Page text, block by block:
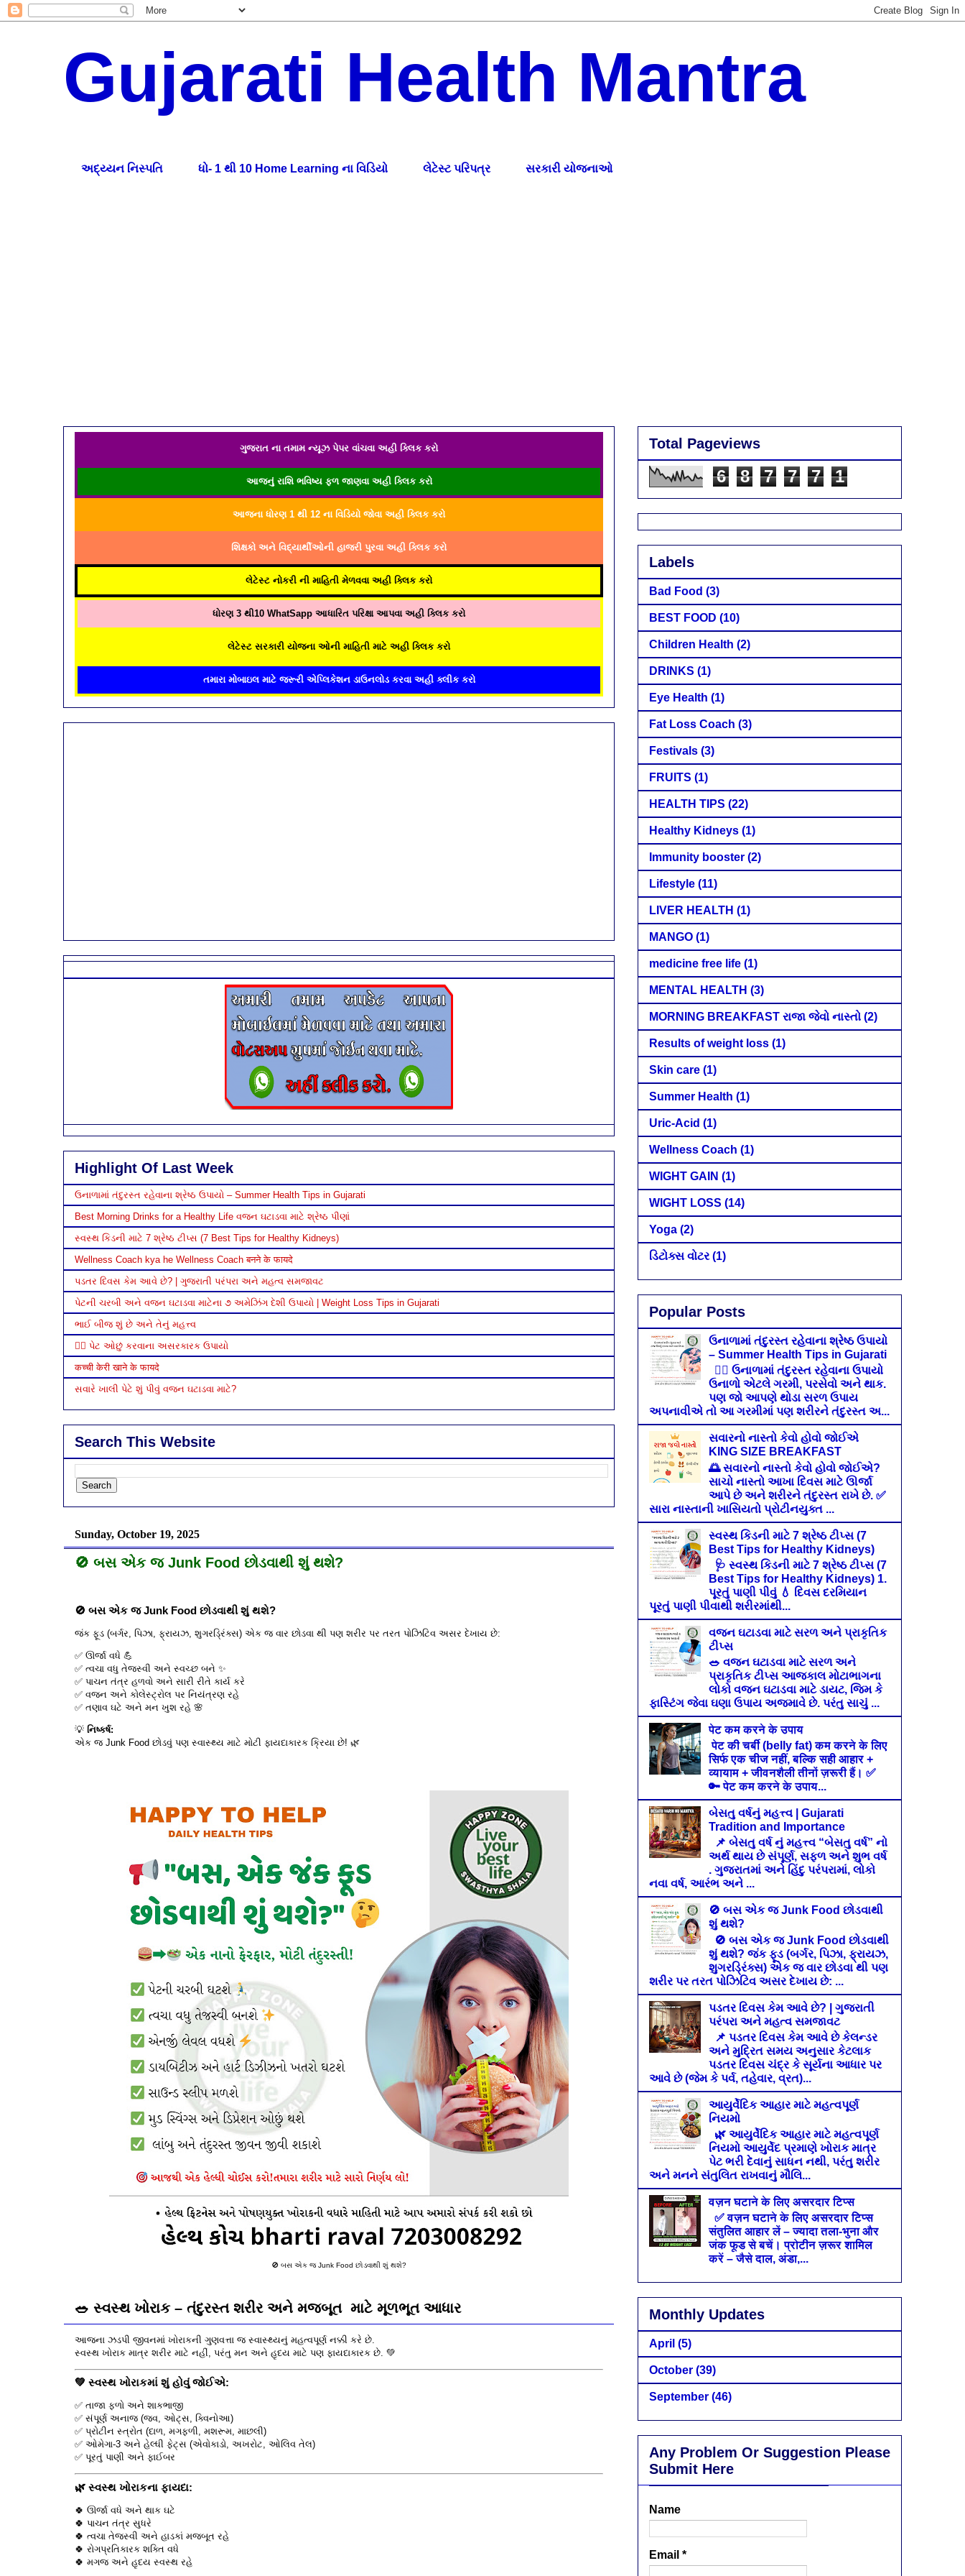
Gujarati Health Mantra
અદ્ય્યન નિસ્પતિ ધો- 1 થી 10 Home Learning ના વિડિયો લેટેસ્ટ પરિપત્ર સરકારી યોજનાઓ
ગુજરાત ના તમામ ન્યૂઝ પેપર વાંચવા અહી ક્લિક કરો
આજનું રાશિ ભવિષ્ય ફળ જાણવા અહી ક્લિક કરો
આજના ધોરણ 1 થી 12 ના વિડિયો જોવા અહી ક્લિક કરો
શિક્ષકો અને વિદ્યાર્થીઓની હાજરી પુરવા અહી ક્લિક કરો
લેટેસ્ટ નોકરી ની માહિતી મેળવવા અહી ક્લિક કરો
ધોરણ 3 થી10 WhatSapp આધારિત પરિક્ષા આપવા અહી ક્લિક કરો
લેટેસ્ટ સરકારી યોજના ઓની માહિતી માટે અહી ક્લિક કરો
તમારા મોબાઇલ માટે જરૂરી એપ્લિકેશન ડાઉનલોડ કરવા અહી ક્લીક કરો
Highlight Of Last Week
ઉનાળામાં તંદુરસ્ત રહેવાના શ્રેષ્ઠ ઉપાયો – Summer Health Tips in Gujarati
Best Morning Drinks for a Healthy Life વજન ઘટાડવા માટે શ્રેષ્ઠ પીણાં
સ્વસ્થ કિડની માટે 7 શ્રેષ્ઠ ટીપ્સ (7 Best Tips for Healthy Kidneys)
Wellness Coach kya he Wellness Coach बनने के फायदे
પડતર દિવસ કેમ આવે છે? | ગુજરાતી પરંપરા અને મહત્વ સમજાવટ
પેટની ચરબી અને વજન ઘટાડવા માટેના ૭ અમેઝિંગ દેશી ઉપાયો | Weight Loss Tips in Gujarati
ભાઈ બીજ શું છે અને તેનું મહત્ત્વ
🏃‍♂️ પેટ ઓછું કરવાના અસરકારક ઉપાયો
कच्ची केरी खाने के फायदे
સવારે ખાલી પેટે શું પીવું વજન ઘટાડવા માટે?
Search This Website
Sunday, October 19, 2025
🚫 બસ એક જ Junk Food છોડવાથી શું થશે?
🚫 બસ એક જ Junk Food છોડવાથી શું થશે?
જંક ફૂડ (બર્ગર, પિઝા, ફ્રાયઝ, શુગરડ્રિંક્સ) એક જ વાર છોડવા થી પણ શરીર પર તરત પોઝિટિવ અસર દેખાય છે:
✅ ઊર્જા વધે 💪
✅ ત્વચા વધુ તેજસ્વી અને સ્વચ્છ બને ✨
✅ પાચન તંત્ર હળવો અને સારી રીતે કાર્ય કરે
✅ વજન અને કોલેસ્ટ્રોલ પર નિયંત્રણ રહે
✅ તણાવ ઘટે અને મન ખુશ રહે 🌸
💡 નિષ્કર્ષ:
એક જ Junk Food છોડવું પણ સ્વાસ્થ્ય માટે મોટી ફાયદાકારક ક્રિયા છે! 🌿
🚫 બસ એક જ Junk Food છોડવાથી શું થશે?
🥗 સ્વસ્થ ખોરાક – તંદુરસ્ત શરીર અને મજબૂત માટે મૂળભૂત આધાર
આજના ઝડપી જીવનમાં ખોરાકની ગુણવત્તા જ સ્વાસ્થ્યનું મહત્વપૂર્ણ નક્કી કરે છે.
સ્વસ્થ ખોરાક માત્ર શરીર માટે નહીં, પરંતુ મન અને હૃદય માટે પણ ફાયદાકારક છે. 💚
💚 સ્વસ્થ ખોરાકમાં શું હોવું જોઈએ:
✅ તાજા ફળો અને શાકભાજી
✅ સંપૂર્ણ અનાજ (જવ, ઓટ્સ, ક્વિનોઆ)
✅ પ્રોટીન સ્ત્રોત (દાળ, મગફળી, મશરૂમ, માછલી)
✅ ઓમેગા-3 અને હેલ્ધી ફેટ્સ (એવોકાડો, અખરોટ, ઓલિવ તેલ)
✅ પૂરતું પાણી અને ફાઈબર
🌿 સ્વસ્થ ખોરાકના ફાયદા:
🍀 ઊર્જા વધે અને થાક ઘટે
🍀 પાચન તંત્ર સુધરે
🍀 ત્વચા તેજસ્વી અને હાડકાં મજબૂત રહે
🍀 રોગપ્રતિકારક શક્તિ વધે
🍀 મગજ અને હૃદય સ્વસ્થ રહે
Total Pageviews
6 8 7 7 7 1
Labels
Bad Food (3)
BEST FOOD (10)
Children Health (2)
DRINKS (1)
Eye Health (1)
Fat Loss Coach (3)
Festivals (3)
FRUITS (1)
HEALTH TIPS (22)
Healthy Kidneys (1)
Immunity booster (2)
Lifestyle (11)
LIVER HEALTH (1)
MANGO (1)
medicine free life (1)
MENTAL HEALTH (3)
MORNING BREAKFAST રાજા જેવો નાસ્તો (2)
Results of weight loss (1)
Skin care (1)
Summer Health (1)
Uric-Acid (1)
Wellness Coach (1)
WIGHT GAIN (1)
WIGHT LOSS (14)
Yoga (2)
ડિટોક્સ વોટર (1)
Popular Posts
ઉનાળામાં તંદુરસ્ત રહેવાના શ્રેષ્ઠ ઉપાયો
– Summer Health Tips in Gujarati
🧘‍♀️ ઉનાળામાં તંદુરસ્ત રહેવાના ઉપાયો
ઉનાળો એટલે ગરમી, પરસેવો અને થાક.
પણ જો આપણે થોડા સરળ ઉપાય
અપનાવીએ તો આ ગરમીમાં પણ શરીરને તંદુરસ્ત અ...
સવારનો નાસ્તો કેવો હોવો જોઈએ
KING SIZE BREAKFAST
🌅 સવારનો નાસ્તો કેવો હોવો જોઈએ?
સાચો નાસ્તો આખા દિવસ માટે ઊર્જા
આપે છે અને શરીરને તંદુરસ્ત રાખે છે. ✅
સારા નાસ્તાની ખાસિયતો પ્રોટીનયુક્ત ...
સ્વસ્થ કિડની માટે 7 શ્રેષ્ઠ ટીપ્સ (7
Best Tips for Healthy Kidneys)
🩺 સ્વસ્થ કિડની માટે 7 શ્રેષ્ઠ ટીપ્સ (7
Best Tips for Healthy Kidneys) 1.
પૂરતું પાણી પીવું 💧 દિવસ દરમિયાન
પૂરતું પાણી પીવાથી શરીરમાંથી...
વજન ઘટાડવા માટે સરળ અને પ્રાકૃતિક
ટીપ્સ
🥗 વજન ઘટાડવા માટે સરળ અને
પ્રાકૃતિક ટીપ્સ આજકાલ મોટાભાગના
લોકો વજન ઘટાડવા માટે ડાયટ, જિમ કે
ફાસ્ટિંગ જેવા ઘણા ઉપાય અજમાવે છે. પરંતુ સાચું ...
पेट कम करने के उपाय
पेट की चर्बी (belly fat) कम करने के लिए
सिर्फ एक चीज नहीं, बल्कि सही आहार +
व्यायाम + जीवनशैली तीनों ज़रूरी हैं। ✅
🔑 पेट कम करने के उपाय...
બેસતુ વર્ષનું મહત્ત્વ | Gujarati
Tradition and Importance
📌 બેસતુ વર્ષ નું મહત્ત્વ “બેસતુ વર્ષ” નો
અર્થ થાય છે સંપૂર્ણ, સફળ અને શુભ વર્ષ
. ગુજરાતમાં અને હિંદુ પરંપરામાં, લોકો
નવા વર્ષ, આરંભ અને ...
🚫 બસ એક જ Junk Food છોડવાથી
શું થશે?
🚫 બસ એક જ Junk Food છોડવાથી
શું થશે? જંક ફૂડ (બર્ગર, પિઝા, ફ્રાયઝ,
શુગરડ્રિંક્સ) એક જ વાર છોડવા થી પણ
શરીર પર તરત પોઝિટિવ અસર દેખાય છે: ...
પડતર દિવસ કેમ આવે છે? | ગુજરાતી
પરંપરા અને મહત્વ સમજાવટ
📌 પડતર દિવસ કેમ આવે છે કેલન્ડર
અને મુદ્રિત સમય અનુસાર કેટલાક
પડતર દિવસ ચંદ્ર કે સૂર્યના આધાર પર
આવે છે (જેમ કે પર્વ, તહેવાર, વ્રત)...
આયુર્વેદિક આહાર માટે મહત્વપૂર્ણ
નિયમો
🌿 આયુર્વેદિક આહાર માટે મહત્વપૂર્ણ
નિયમો આયુર્વેદ પ્રમાણે ખોરાક માત્ર
પેટ ભરી દેવાનું સાધન નથી, પરંતુ શરીર
અને મનને સંતુલિત રાખવાનું મૌલિ...
वज़न घटाने के लिए असरदार टिप्स
✅ वज़न घटाने के लिए असरदार टिप्स
संतुलित आहार लें – ज्यादा तला-भुना और
जंक फूड से बचें। प्रोटीन ज़रूर शामिल
करें – जैसे दाल, अंडा,...
Monthly Updates
April (5)
October (39)
September (46)
Any Problem Or Suggestion Please
Submit Here
Name
Email *